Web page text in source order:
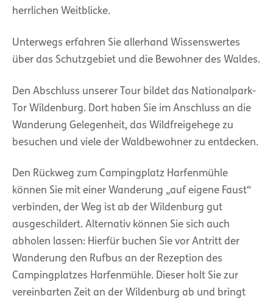
herrlichen Weitblicke.
Unterwegs erfahren Sie allerhand Wissenswertes
über das Schutzgebiet und die Bewohner des Waldes.
Den Abschluss unserer Tour bildet das Nationalpark-
Tor Wildenburg. Dort haben Sie im Anschluss an die
Wanderung Gelegenheit, das Wildfreigehege zu
besuchen und viele der Waldbewohner zu entdecken.
Den Rückweg zum Campingplatz Harfenmühle
können Sie mit einer Wanderung „auf eigene Faust“
verbinden, der Weg ist ab der Wildenburg gut
ausgeschildert. Alternativ können Sie sich auch
abholen lassen: Hierfür buchen Sie vor Antritt der
Wanderung den Rufbus an der Rezeption des
Campingplatzes Harfenmühle. Dieser holt Sie zur
vereinbarten Zeit an der Wildenburg ab und bringt